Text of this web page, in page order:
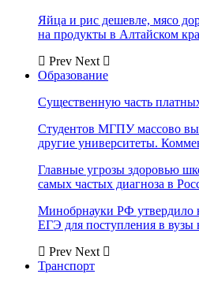
Яйца и рис дешевле, мясо
на продукты в Алтайском
Prev Next
Образование
Существенную часть
Студентов МГПУ массово
другие университеты.
Главные угрозы здоровью
самых частых диагноза в
Минобрнауки РФ
ЕГЭ для поступления в
Prev Next
Транспорт